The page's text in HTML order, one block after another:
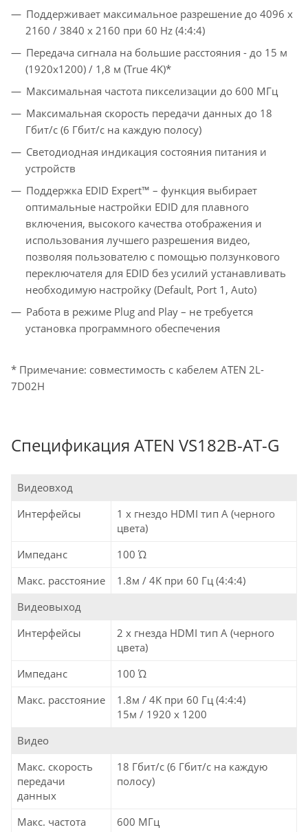
Поддерживает максимальное разрешение до 4096 x
2160 / 3840 x 2160 при 60 Hz (4:4:4)
Передача сигнала на большие расстояния - до 15 м
(1920x1200) / 1,8 м (True 4K)*
Максимальная частота пикселизации до 600 МГц
Максимальная скорость передачи данных до 18
Гбит/с (6 Гбит/с на каждую полосу)
Светодиодная индикация состояния питания и
устройств
Поддержка EDID Expert™ – функция выбирает
оптимальные настройки EDID для плавного
включения, высокого качества отображения и
использования лучшего разрешения видео,
позволяя пользователю с помощью ползункового
переключателя для EDID без усилий устанавливать
необходимую настройку (Default, Port 1, Auto)
Работа в режиме Plug and Play – не требуется
установка программного обеспечения
* Примечание: совместимость с кабелем ATEN 2L-
7D02H
Спецификация ATEN VS182B-AT-G
Видеовход
Интерфейсы
1 x гнездо HDMI тип А (черного
цвета)
Импеданс
100 Ώ
Макс. расстояние
1.8м / 4K при 60 Гц (4:4:4)
Видеовыход
Интерфейсы
2 x гнезда HDMI тип А (черного
цвета)
Импеданс
100 Ώ
Макс. расстояние
1.8м / 4K при 60 Гц (4:4:4)
15м / 1920 x 1200
Видео
Макс. скорость
передачи
данных
18 Гбит/с (6 Гбит/с на каждую
полосу)
Макс. частота
600 МГц